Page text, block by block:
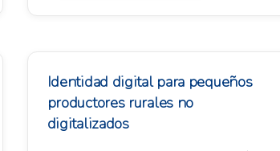
Identidad digital para pequeños
productores rurales no
digitalizados